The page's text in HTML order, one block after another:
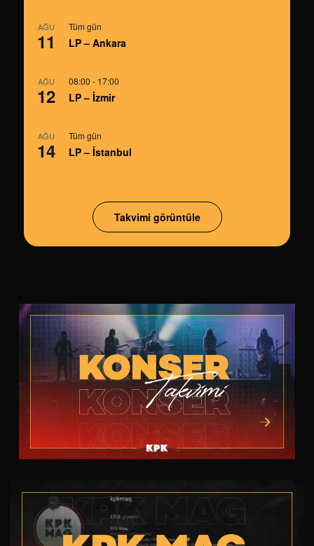
AĞU
11
Tüm gün
LP – Ankara
AĞU
12
08:00 - 17:00
LP – İzmir
AĞU
14
Tüm gün
LP – İstanbul
Takvimi görüntüle